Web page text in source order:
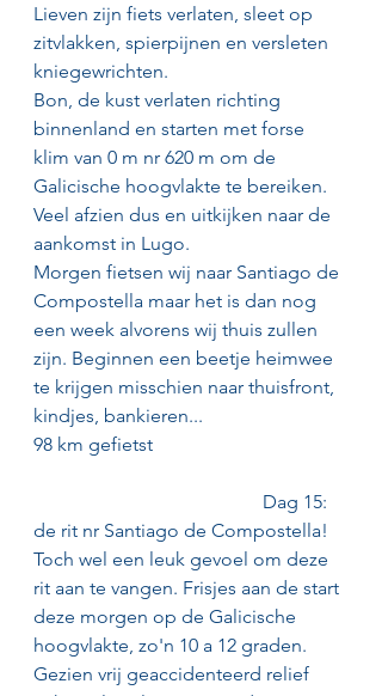
Lieven zijn fiets verlaten, sleet op
zitvlakken, spierpijnen en versleten
kniegewrichten.
Bon, de kust verlaten richting
binnenland en starten met forse
klim van 0 m nr 620 m om de
Galicische hoogvlakte te bereiken.
Veel afzien dus en uitkijken naar de
aankomst in Lugo.
Morgen fietsen wij naar Santiago de
Compostella maar het is dan nog
een week alvorens wij thuis zullen
zijn. Beginnen een beetje heimwee
te krijgen misschien naar thuisfront,
kindjes, bankieren...
98 km gefietst
                                                Dag 15:
de rit nr Santiago de Compostella!
Toch wel een leuk gevoel om deze
rit aan te vangen. Frisjes aan de start
deze morgen op de Galicische
hoogvlakte, zo'n 10 a 12 graden.
Gezien vrij geaccidenteerd relief